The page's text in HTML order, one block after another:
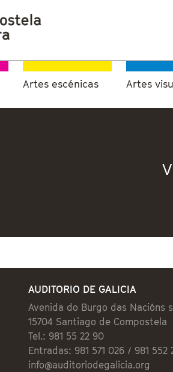
Artes escénicas Artes
AUDITORIO DE GALICIA
Avenida do Burgo das Nacións
15704 Santiago de Compostela
Tel.: 981 55 22 90
Entradas: 981 571 026 / 981 552
info@auditoriodegalicia.org